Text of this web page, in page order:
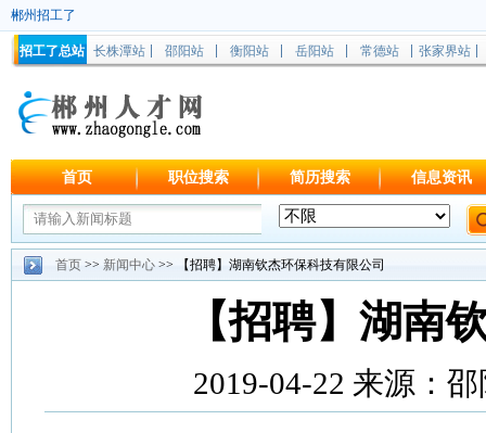
郴州招工了
招工了总站 长株潭站 邵阳站 衡阳站 岳阳站 常德站 张家界站
首页 职位搜索 简历搜索 信息资讯
首页 >> 新闻中心 >> 【招聘】湖南钦杰环保科技有限公司
【招聘】湖南
2019-04-22 来源：